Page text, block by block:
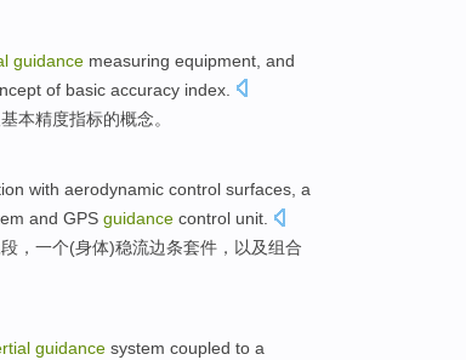
guidance measuring equipment , and
of basic accuracy index
基本精度指标的概念。
with aerodynamic control surfaces, a
and GPS guidance control unit.
，一个(身体)稳流边条套件 ， 以及组合
guidance system coupled to a